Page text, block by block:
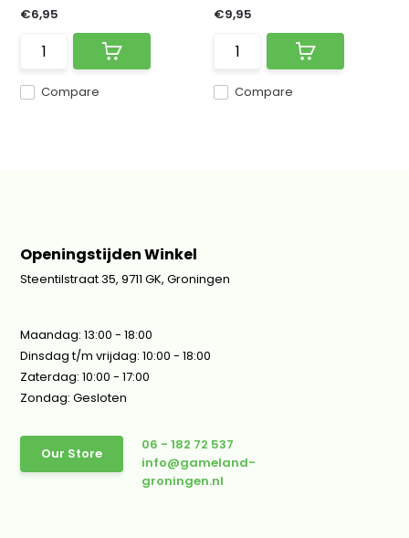
Compare
€6,95
Compare
€9,95
Openingstijden Winkel
Steentilstraat 35, 9711 GK, Groningen
Maandag: 13:00 - 18:00
Dinsdag t/m vrijdag: 10:00 - 18:00
Zaterdag: 10:00 - 17:00
Zondag: Gesloten
Our Store
06 - 182 72 537
info@gameland-
groningen.nl